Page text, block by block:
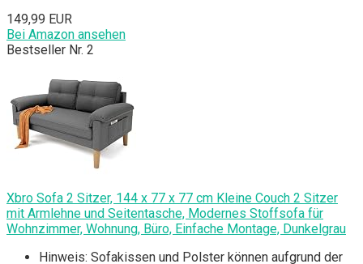
149,99 EUR
Bei Amazon ansehen
Bestseller Nr. 2
Xbro Sofa 2 Sitzer, 144 x 77 x 77 cm Kleine Couch 2 Sitzer
mit Armlehne und Seitentasche, Modernes Stoffsofa für
Wohnzimmer, Wohnung, Büro, Einfache Montage, Dunkelgrau
Hinweis: Sofakissen und Polster können aufgrund der